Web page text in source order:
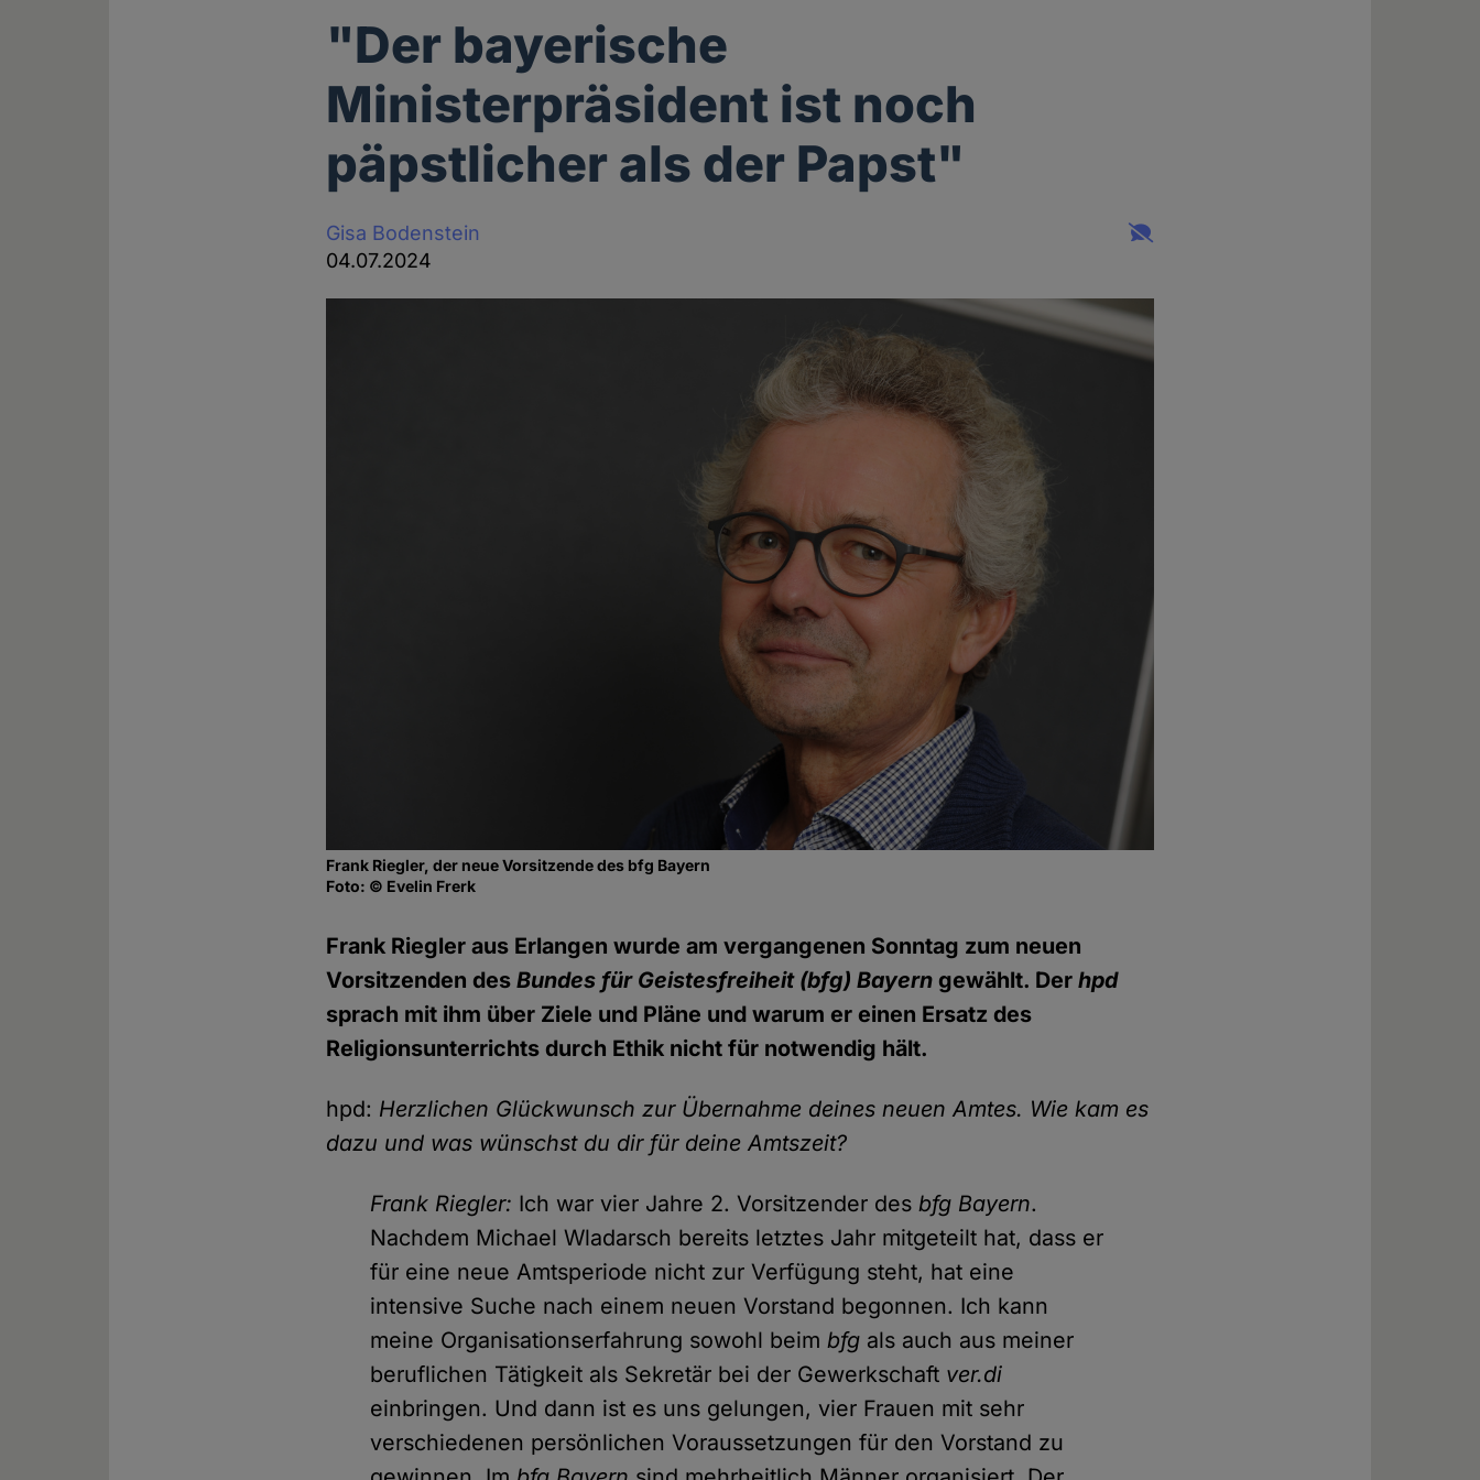
"Der bayerische
Ministerpräsident ist noch
päpstlicher als der Papst"
Gisa Bodenstein
04.07.2024
Frank Riegler, der neue Vorsitzende des bfg Bayern
Foto: © Evelin Frerk
Frank Riegler aus Erlangen wurde am vergangenen Sonntag zum neuen
Vorsitzenden desBundes für Geistesfreiheit (bfg) Bayern gewählt. Derhpd
sprach mit ihm über Ziele und Pläne und warum er einen Ersatz des
Religionsunterrichts durch Ethik nicht für notwendig hält.
hpd: Herzlichen Glückwunsch zur Übernahme deines neuen Amtes. Wie kam es
dazu und was wünschst du dir für deine Amtszeit?
Frank Riegler: Ich war vier Jahre 2. Vorsitzender desbfg Bayern.
Nachdem Michael Wladarsch bereits letztes Jahr mitgeteilt hat, dass er
für eine neue Amtsperiode nicht zur Verfügung steht, hat eine
intensive Suche nach einem neuen Vorstand begonnen. Ich kann
meine Organisationserfahrung sowohl beimbfg als auch aus meiner
beruflichen Tätigkeit als Sekretär bei der Gewerkschaft ver.di
einbringen. Und dann ist es uns gelungen, vier Frauen mit sehr
verschiedenen persönlichen Voraussetzungen für den Vorstand zu